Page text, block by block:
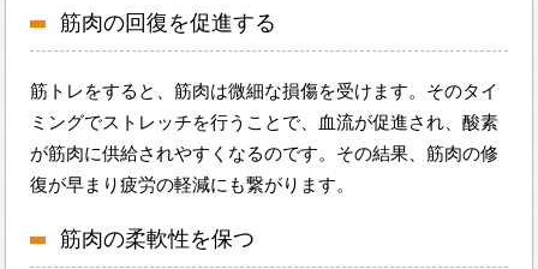
筋肉の回復を促進する
筋トレをすると、筋肉は微細な損傷を受けます。そのタイ
ミングでストレッチを行うことで、血流が促進され、酸素
が筋肉に供給されやすくなるのです。その結果、筋肉の修
復が早まり疲労の軽減にも繋がります。
筋肉の柔軟性を保つ